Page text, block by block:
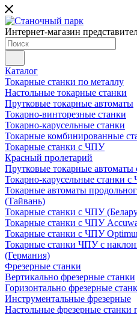
Интернет-магазин
Каталог
Токарные станки по металлу
Настольные токарные станки
Прутковые токарные автоматы
Токарно-винторезные станки
Токарно-карусельные станки
Токарные комбинированные
Токарные станки с ЧПУ
Красный пролетарий
Прутковые токарные
Токарно-карусельные станки
Токарные автоматы
(Тайвань)
Токарные станки с ЧПУ
Токарные станки с ЧПУ
Токарные станки с ЧПУ
Токарные станки ЧПУ с
(Германия)
Фрезерные станки
Вертикально фрезерные станки
Горизонтально фрезерные
Инструментальные фрезерные
Настольные фрезерные станки